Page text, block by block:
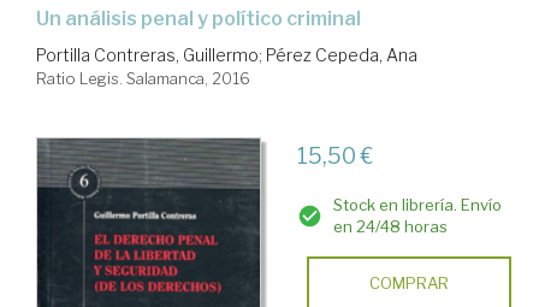
un análisis penal y político criminal
Portilla Contreras, Guillermo; Pérez Cepeda, Ana
Ratio Legis. Salamanca, 2016
15,50 €
Stock en librería. Envío
en 24/48 horas
COMPRAR